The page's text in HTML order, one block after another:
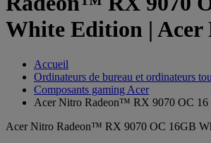
White Edition | Acer
Accueil
Ordinateurs de bureau et ordinateurs
Composants gaming Acer
Acer Nitro Radeon™ RX 9070 OC 16
Acer Nitro Radeon™ RX 9070 OC 16GB